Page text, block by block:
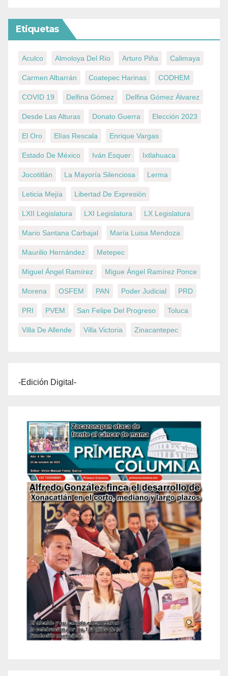
Etiquetas
Aculco Almoloya Del Río Arturo Piña Calimaya
Carmen Albarrán Coatepec Harinas CODHEM
COVID 19 Delfina Gómez Delfina Gómez Álvarez
Desde Las Alturas Donato Guerra Elección 2023
El Oro Elías Rescala Enrique Vargas
Estado De México Iván Esquer Ixtlahuaca
Jocotitlán La Mayoría Silenciosa Lerma
Leticia Mejía Libertad De Expresión
LXII Legislatura LXI Legislatura LX Legislatura
Mario Santana Carbajal María Luisa Mendoza
Maurilio Hernández Metepec
Miguel Ángel Ramírez Migue Ángel Ramírez Ponce
Morena OSFEM PAN Poder Judicial PRD
PRI PVEM San Felipe Del Progreso Toluca
Villa De Allende Villa Victoria Zinacantepec
-Edición Digital-